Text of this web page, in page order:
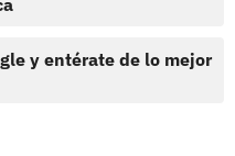
y entérate de lo mejor